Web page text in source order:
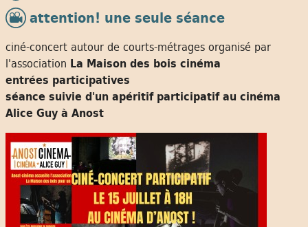
attention! une seule séance
ciné-concert autour de courts-métrages organisé par
l'association La Maison des bois cinéma
entrées participatives
séance suivie d'un apéritif participatif au cinéma
Alice Guy à Anost